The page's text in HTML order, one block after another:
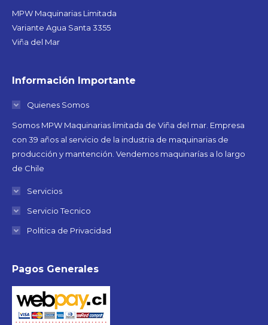
MPW Maquinarias Limitada
Variante Agua Santa 3355
Viña del Mar
Información Importante
Quienes Somos
Somos MPW Maquinarias limitada de Viña del mar. Empresa
con 39 años al servicio de la industria de maquinarias de
producción y mantención. Vendemos maquinarías a lo largo
de Chile
Servicios
Servicio Tecnico
Politica de Privacidad
Pagos Generales